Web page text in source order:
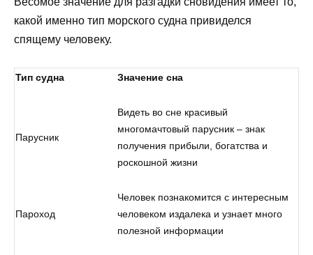
какой именно тип морского судна привиделся
спящему человеку.
Тип судна Значение сна
Парусник
Видеть во сне красивый
многомачтовый парусник – знак
получения прибыли, богатства и
роскошной жизни
Пароход
Человек познакомится с интересным
человеком издалека и узнает много
полезной информации